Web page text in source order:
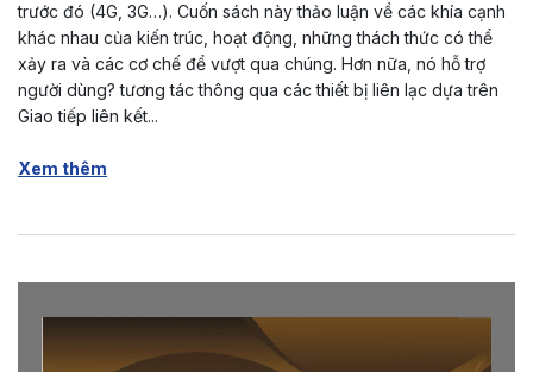
trước đó (4G, 3G…). Cuốn sách này thảo luận về các khía cạnh
khác nhau của kiến trúc, hoạt động, những thách thức có thể
xảy ra và các cơ chế để vượt qua chúng. Hơn nữa, nó hỗ trợ
người dùng? tương tác thông qua các thiết bị liên lạc dựa trên
Giao tiếp liên kết...
Xem thêm